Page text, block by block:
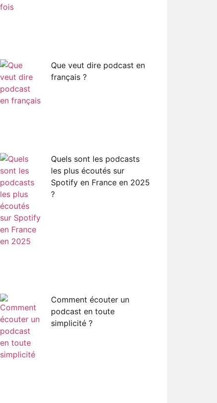
Que veut dire podcast en
français ?
Quels sont les podcasts
les plus écoutés sur
Spotify en France en 2025
?
Comment écouter un
podcast en toute
simplicité ?